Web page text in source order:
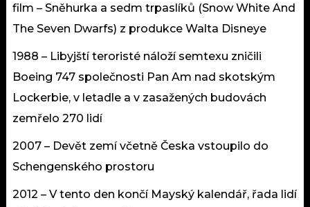
film – Sněhurka a sedm trpaslíků (Snow White And
The Seven Dwarfs) z produkce Walta Disneye
1988 – Libyjští teroristé náloží semtexu zničili
Boeing 747 společnosti Pan Am nad skotským
Lockerbie, v letadle a v zasažených budovách
zemřelo 270 lidí
2007 – Devět zemí včetně Česka vstoupilo do
Schengenského prostoru
2012 – V tento den končí Mayský kalendář, řada lidí